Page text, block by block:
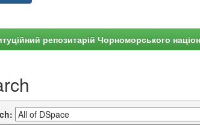
репозитарій Чорноморського